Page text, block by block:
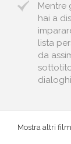
Mentre
hai a
lista
da
Mostra altri